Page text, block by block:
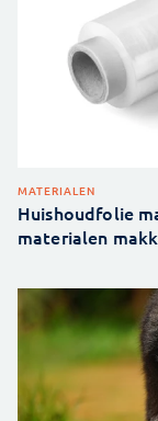
MATERIALEN
Huishoudfolie
materialen